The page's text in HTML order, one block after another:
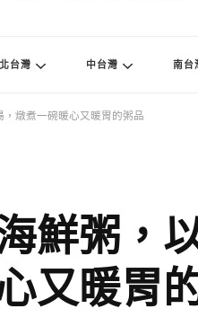
北台灣 中台灣 南台
燉煮一碗暖心又暖胃的粥品
鮮粥，
又暖胃